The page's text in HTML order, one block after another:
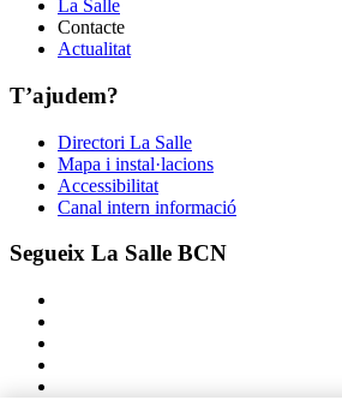
La Salle
Contacte
Actualitat
T’ajudem?
Directori La Salle
Mapa i instal·lacions
Accessibilitat
Canal intern informació
Segueix La Salle BCN